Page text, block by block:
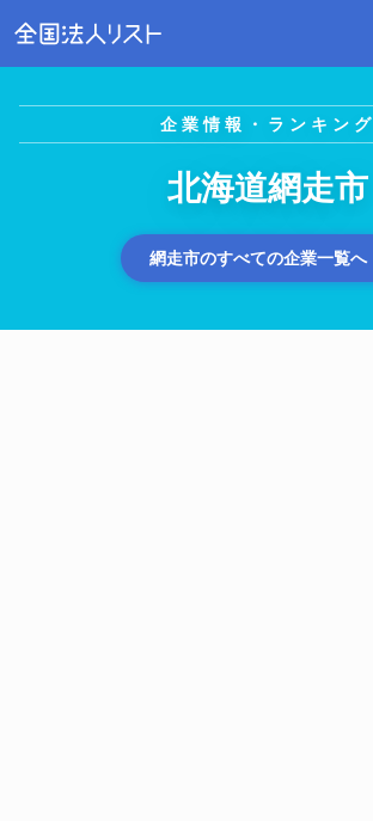
企業情報・ランキング
北海道網走市
網走市のすべての企業一覧へ